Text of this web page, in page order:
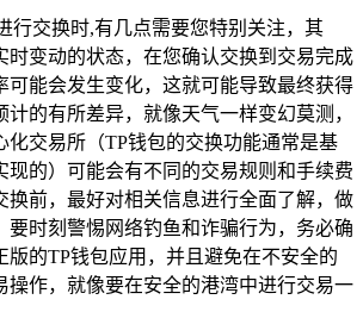
行交换时,有几点需要您特别关注，其
时变动的状态，在您确认交换到交易完成
可能会发生变化，这就可能导致最终获得
的有所差异，就像天气一样变幻莫测，
化交易所（TP钱包的交换功能通常是基
现的）可能会有不同的交易规则和手续费
换前，最好对相关信息进行全面了解，做
要时刻警惕网络钓鱼和诈骗行为，务必确
版的TP钱包应用，并且避免在不安全的
操作，就像要在安全的港湾中进行交易一